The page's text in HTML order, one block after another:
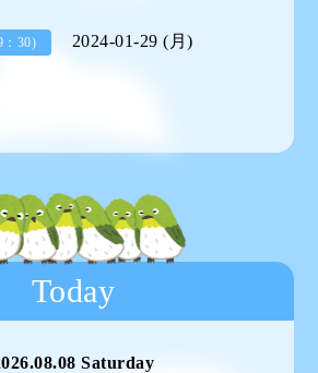
：30) 2024-01-29 (月)
Today
Saturday